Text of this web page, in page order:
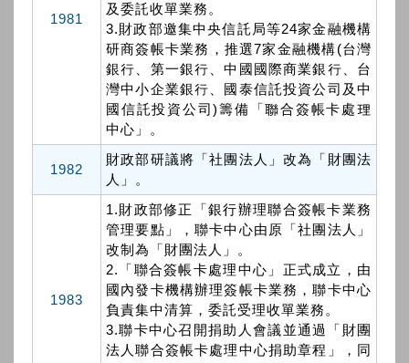
1981
及委託收單業務。
3.財政部邀集中央信託局等24家金融機構
研商簽帳卡業務，推選7家金融機構(台灣
銀行、第一銀行、中國國際商業銀行、台
灣中小企業銀行、國泰信託投資公司及中
國信託投資公司)籌備「聯合簽帳卡處理
中心」。
1982
財政部研議將「社團法人」改為「財團法
人」。
1983
1.財政部修正「銀行辦理聯合簽帳卡業務
管理要點」，聯卡中心由原「社團法人」
改制為「財團法人」。
2.「聯合簽帳卡處理中心」正式成立，由
國內發卡機構辦理簽帳卡業務，聯卡中心
負責集中清算，委託受理收單業務。
3.聯卡中心召開捐助人會議並通過「財團
法人聯合簽帳卡處理中心捐助章程」，同